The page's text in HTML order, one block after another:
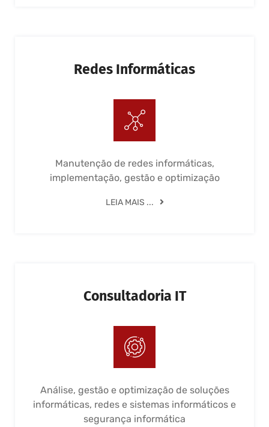
Redes Informáticas
Manutenção de redes informáticas,
implementação, gestão e optimização
LEIA MAIS ...
Consultadoria IT
Análise, gestão e optimização de soluções
informáticas, redes e sistemas informáticos e
segurança informática